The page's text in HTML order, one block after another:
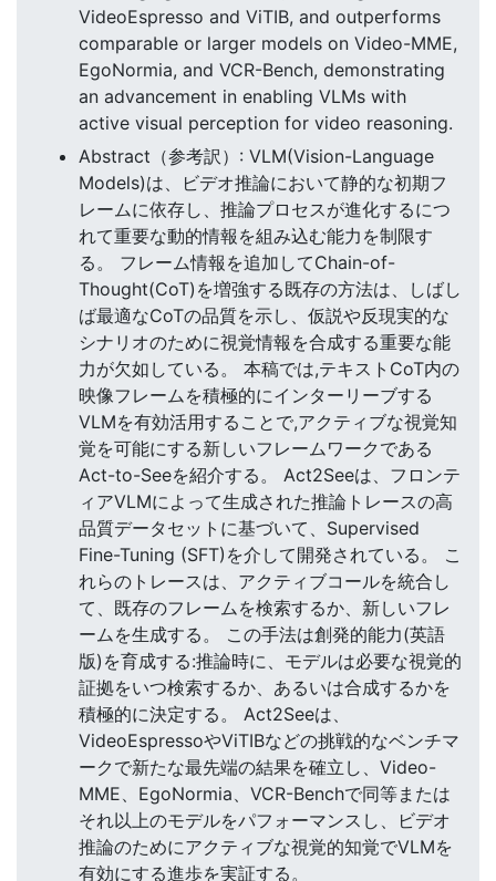
VideoEspresso and ViTIB, and outperforms
comparable or larger models on Video-MME,
EgoNormia, and VCR-Bench, demonstrating
an advancement in enabling VLMs with
active visual perception for video reasoning.
Abstract（参考訳）: VLM(Vision-Language
Models)は、ビデオ推論において静的な初期フ
レームに依存し、推論プロセスが進化するにつ
れて重要な動的情報を組み込む能力を制限す
る。 フレーム情報を追加してChain-of-
Thought(CoT)を増強する既存の方法は、しばし
ば最適なCoTの品質を示し、仮説や反現実的な
シナリオのために視覚情報を合成する重要な能
力が欠如している。 本稿では,テキストCoT内の
映像フレームを積極的にインターリーブする
VLMを有効活用することで,アクティブな視覚知
覚を可能にする新しいフレームワークである
Act-to-Seeを紹介する。 Act2Seeは、フロンテ
ィアVLMによって生成された推論トレースの高
品質データセットに基づいて、Supervised
Fine-Tuning (SFT)を介して開発されている。 こ
れらのトレースは、アクティブコールを統合し
て、既存のフレームを検索するか、新しいフレ
ームを生成する。 この手法は創発的能力(英語
版)を育成する:推論時に、モデルは必要な視覚的
証拠をいつ検索するか、あるいは合成するかを
積極的に決定する。 Act2Seeは、
VideoEspressoやViTIBなどの挑戦的なベンチマ
ークで新たな最先端の結果を確立し、Video-
MME、EgoNormia、VCR-Benchで同等または
それ以上のモデルをパフォーマンスし、ビデオ
推論のためにアクティブな視覚的知覚でVLMを
有効にする進歩を実証する。